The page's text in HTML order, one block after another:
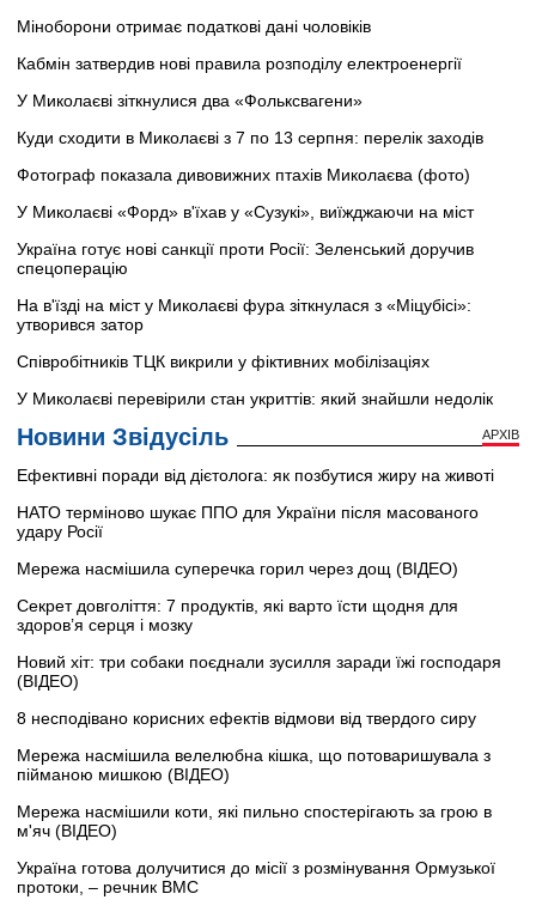
Міноборони отримає податкові дані чоловіків
Кабмін затвердив нові правила розподілу електроенергії
У Миколаєві зіткнулися два «Фольксвагени»
Куди сходити в Миколаєві з 7 по 13 серпня: перелік заходів
Фотограф показала дивовижних птахів Миколаєва (фото)
У Миколаєві «Форд» в'їхав у «Сузукі», виїжджаючи на міст
Україна готує нові санкції проти Росії: Зеленський доручив
спецоперацію
На в'їзді на міст у Миколаєві фура зіткнулася з «Міцубісі»:
утворився затор
Співробітників ТЦК викрили у фіктивних мобілізаціях
У Миколаєві перевірили стан укриттів: який знайшли недолік
Новини Звідусіль АРХІВ
Ефективні поради від дієтолога: як позбутися жиру на животі
НАТО терміново шукає ППО для України після масованого
удару Росії
Мережа насмішила суперечка горил через дощ (ВІДЕО)
Секрет довголіття: 7 продуктів, які варто їсти щодня для
здоров’я серця і мозку
Новий хіт: три собаки поєднали зусилля заради їжі господаря
(ВІДЕО)
8 несподівано корисних ефектів відмови від твердого сиру
Мережа насмішила велелюбна кішка, що потоваришувала з
пійманою мишкою (ВІДЕО)
Мережа насмішили коти, які пильно спостерігають за грою в
м'яч (ВІДЕО)
Україна готова долучитися до місії з розмінування Ормузької
протоки, – речник ВМС